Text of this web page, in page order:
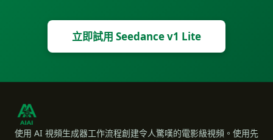
立即試用 Seedance v1 Lite
使用 AI 視頻生成器工作流程創建令人驚嘆的電影級視頻。使用先